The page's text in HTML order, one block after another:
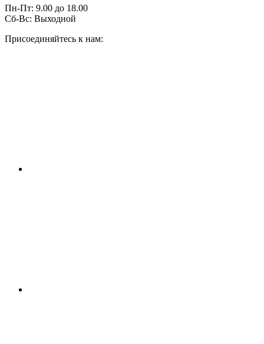
Пн-Пт: 9.00 до 18.00
Сб-Вс: Выходной
Присоединяйтесь к нам: